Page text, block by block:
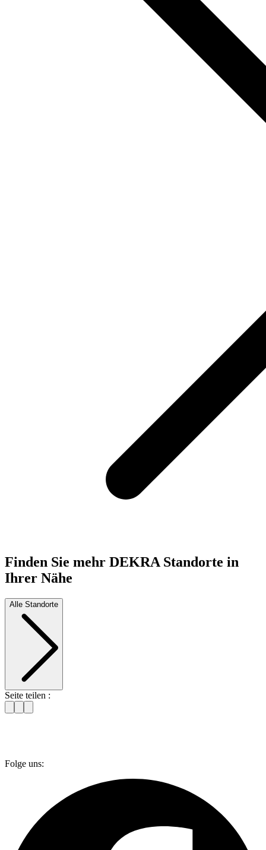
Finden Sie mehr DEKRA Standorte in
Ihrer Nähe
Alle Standorte
Seite teilen :
Folge uns: